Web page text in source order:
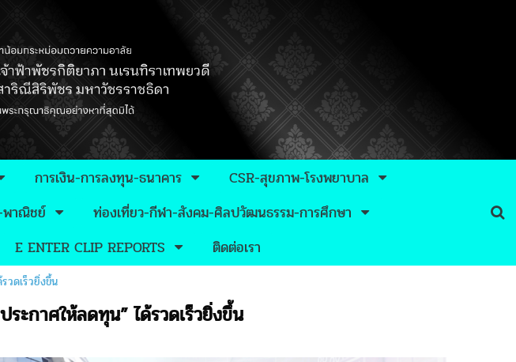
การเงิน-การลงทุน-ธนาคาร
CSR-สุขภาพ-โรงพยาบาล
พาณิชย์
ท่องเที่ยว-กีฬา-สังคม-ศิลปวัฒนธรรม-การศึกษา
E ENTER CLIP REPORTS ติดต่อเรา
วดเร็วยิ่งขึ้น
ะกาศให้ลดทุน” ได้รวดเร็วยิ่งขึ้น